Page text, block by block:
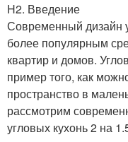
H2. Введение
Современный дизайн
более популярным
квартир и домов.
пример того, как
пространство в
рассмотрим
угловых кухонь 2 на